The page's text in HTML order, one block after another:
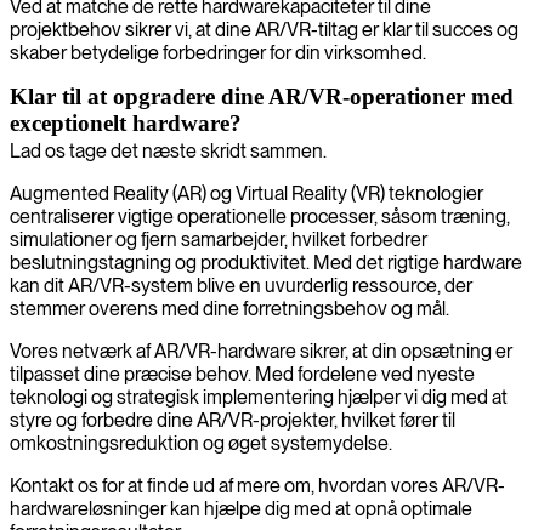
Ved at matche de rette hardwarekapaciteter til dine
projektbehov sikrer vi, at dine AR/VR-tiltag er klar til succes og
skaber betydelige forbedringer for din virksomhed.
Klar til at opgradere dine AR/VR-operationer med
exceptionelt hardware?
Lad os tage det næste skridt sammen.
Augmented Reality (AR) og Virtual Reality (VR) teknologier
centraliserer vigtige operationelle processer, såsom træning,
simulationer og fjern samarbejder, hvilket forbedrer
beslutningstagning og produktivitet. Med det rigtige hardware
kan dit AR/VR-system blive en uvurderlig ressource, der
stemmer overens med dine forretningsbehov og mål.
Vores netværk af AR/VR-hardware sikrer, at din opsætning er
tilpasset dine præcise behov. Med fordelene ved nyeste
teknologi og strategisk implementering hjælper vi dig med at
styre og forbedre dine AR/VR-projekter, hvilket fører til
omkostningsreduktion og øget systemydelse.
Kontakt os for at finde ud af mere om, hvordan vores AR/VR-
hardwareløsninger kan hjælpe dig med at opnå optimale